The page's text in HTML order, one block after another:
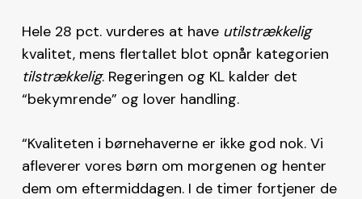
Hele 28 pct. vurderes at have utilstrækkelig
kvalitet, mens flertallet blot opnår kategorien
tilstrækkelig. Regeringen og KL kalder det
“bekymrende” og lover handling.
“Kvaliteten i børnehaverne er ikke god nok. Vi
afleverer vores børn om morgenen og henter
dem om eftermiddagen. I de timer fortjener de